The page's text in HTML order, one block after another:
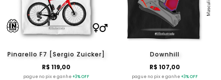
Pinarello F7 [Sergio Zuicker]
R$ 119,00
pague no pix e ganhe+3% OFF
Downhill
R$ 107,00
pague no pix e ganhe+3% OFF